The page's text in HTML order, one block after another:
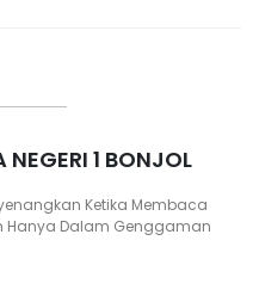
1 BONJOL
Ketika Membaca
Hanya Dalam Genggaman